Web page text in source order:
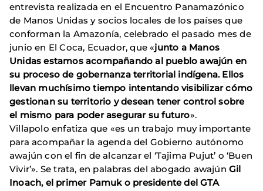
entrevista realizada en el Encuentro Panamazónico
de Manos Unidas y socios locales de los países que
conforman la Amazonía, celebrado el pasado mes de
junio en El Coca, Ecuador, que «junto a Manos
Unidas estamos acompañando al pueblo awajún en
su proceso de gobernanza territorial indígena. Ellos
llevan muchísimo tiempo intentando visibilizar cómo
gestionan su territorio y desean tener control sobre
el mismo para poder asegurar su futuro».
Villapolo enfatiza que «es un trabajo muy importante
para acompañar la agenda del Gobierno autónomo
awajún con el fin de alcanzar el ‘Tajima Pujut’ o ‘Buen
Vivir’». Se trata, en palabras del abogado awajúnGil
Inoach, el primer Pamuk o presidente del GTA